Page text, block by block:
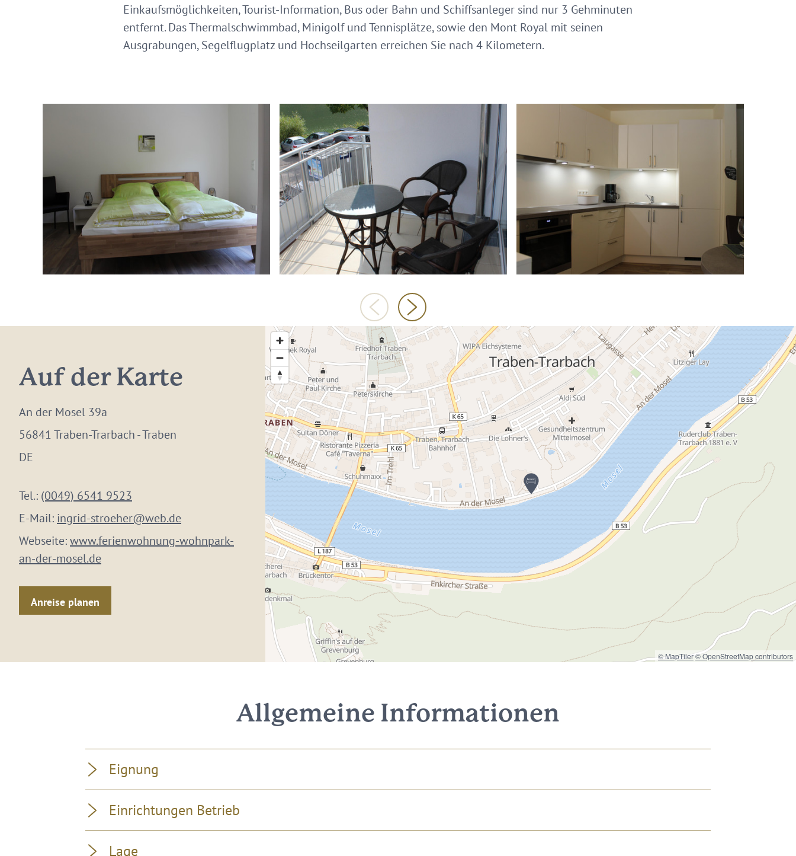
Einkaufsmöglichkeiten, Tourist-Information, Bus oder Bahn und Schiffsanleger sind nur 3 Gehminuten
entfernt. Das Thermalschwimmbad, Minigolf und Tennisplätze, sowie den Mont Royal mit seinen
Ausgrabungen, Segelflugplatz und Hochseilgarten erreichen Sie nach 4 Kilometern.
Auf der Karte
An der Mosel 39a
56841 Traben-Trarbach - Traben
DE
Tel.: (0049) 6541 9523
E-Mail: ingrid-stroeher@web.de
Webseite:www.ferienwohnung-wohnpark-
an-der-mosel.de
Anreise planen
© MapTiler© OpenStreetMap contributors
Allgemeine Informationen
Eignung
Einrichtungen Betrieb
Lage